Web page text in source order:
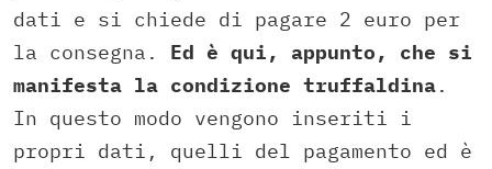
dati e si chiede di pagare 2 euro per
la consegna. Ed è qui, appunto, che si
manifesta la condizione truffaldina.
In questo modo vengono inseriti i
propri dati, quelli del pagamento ed è